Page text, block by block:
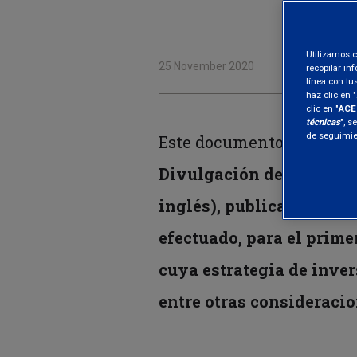
25 November 2020
Este documento es un
Divulgación de
inglés), publicado por
efectuado, para el
cuya estrategia de
entre otras
Utilizamos
recopilar
línea con
haz clic en "
clic en "
técnicas",
de